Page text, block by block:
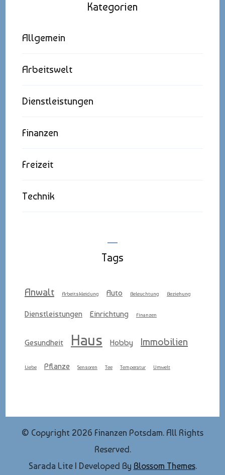
Kategorien
Allgemein
Arbeitswelt
Dienstleistungen
Finanzen
Freizeit
Technik
Tags
Anwalt Arbeitskleidung Auto Beleuchtung Beziehung
Dienstleistungen Einrichtung Finanzen
Gesundheit Haus Hobby Immobilien
Liebe Pflanze Sensoren Tee Temperatur Umwelt
© Copyright 2026 Finanzen Potsdam. All Rights
Reserved.
Sarada Lite | Developed By Blossom Themes.